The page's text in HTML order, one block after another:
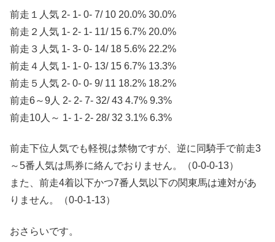
前走１人気 2- 1- 0- 7/ 10 20.0% 30.0%
前走２人気 1- 2- 1- 11/ 15 6.7% 20.0%
前走３人気 1- 3- 0- 14/ 18 5.6% 22.2%
前走４人気 1- 1- 0- 13/ 15 6.7% 13.3%
前走５人気 2- 0- 0- 9/ 11 18.2% 18.2%
前走6～9人 2- 2- 7- 32/ 43 4.7% 9.3%
前走10人～ 1- 1- 2- 28/ 32 3.1% 6.3%
前走下位人気でも軽視は禁物ですが、逆に同騎手で前走3
～5番人気は馬券に絡んでおりません。（0-0-0-13）
また、前走4着以下かつ7番人気以下の関東馬は連対があ
りません。（0-0-1-13）
おさらいです。